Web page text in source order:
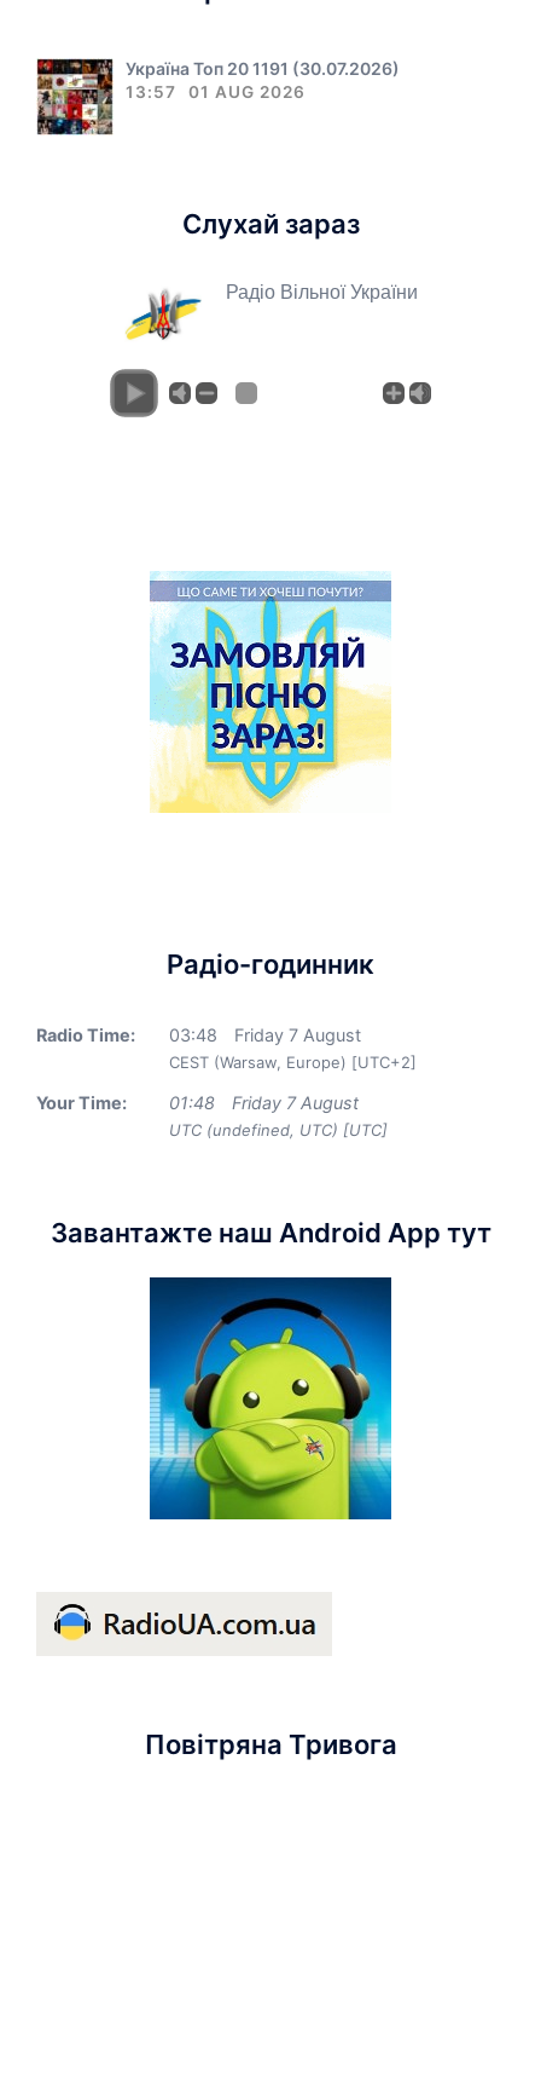
Україна Топ 20 1191 (30.07.2026)
13:57 01 AUG 2026
Слухай зараз
Радіо Вільної України
Радіо-годинник
Radio Time: 03:48 Friday 7 August
CEST (Warsaw, Europe) [UTC+2]
Your Time: 01:48 Friday 7 August
UTC (undefined, UTC) [UTC]
Завантажте наш Android App тут
Повітряна Тривога